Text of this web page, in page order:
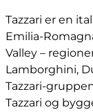
Tazzari er en
Emilia-
Valley –
Lamborghini,
Tazzari-
Tazzari og